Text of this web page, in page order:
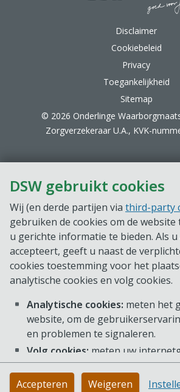
DSW gebruikt cookies
Wij (en derde partijen via third-party
gebruiken de cookies om de
u gerichte informatie te bieden. Als u
accepteert, geeft u naast de
cookies toestemming voor het
analytische cookies en volg cookies.
Analytische cookies: meten het
website, om de
en problemen te signaleren.
Volg cookies: meten uw
voorkeuren, zodat we gerichte
website kunnen aanbieden. Deze
Accepteren Weigeren
Disclaimer
Cookiebeleid
Privacy
Toegankelijkheid
Sitemap
© 2026 Onderlinge
Zorgverzekeraar U.A., KVK-